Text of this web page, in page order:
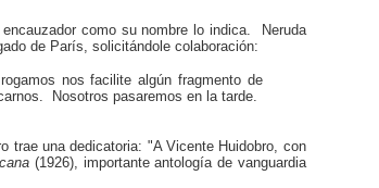
como su nombre lo indica. Neruda
de París, solicitándole colaboración:
nos facilite algún fragmento de
Nosotros pasaremos en la tarde.
trae una dedicatoria: "A Vicente Huidobro, con
(1926), importante antología de vanguardia